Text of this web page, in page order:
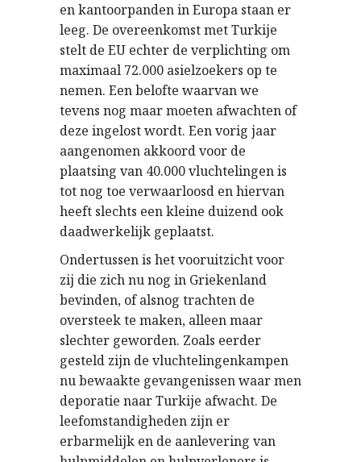
en kantoorpanden in Europa staan er
leeg. De overeenkomst met Turkije
stelt de EU echter de verplichting om
maximaal 72.000 asielzoekers op te
nemen. Een belofte waarvan we
tevens nog maar moeten afwachten of
deze ingelost wordt. Een vorig jaar
aangenomen akkoord voor de
plaatsing van 40.000 vluchtelingen is
tot nog toe verwaarloosd en hiervan
heeft slechts een kleine duizend ook
daadwerkelijk geplaatst.
Ondertussen is het vooruitzicht voor
zij die zich nu nog in Griekenland
bevinden, of alsnog trachten de
oversteek te maken, alleen maar
slechter geworden. Zoals eerder
gesteld zijn de vluchtelingenkampen
nu bewaakte gevangenissen waar men
deporatie naar Turkije afwacht. De
leefomstandigheden zijn er
erbarmelijk en de aanlevering van